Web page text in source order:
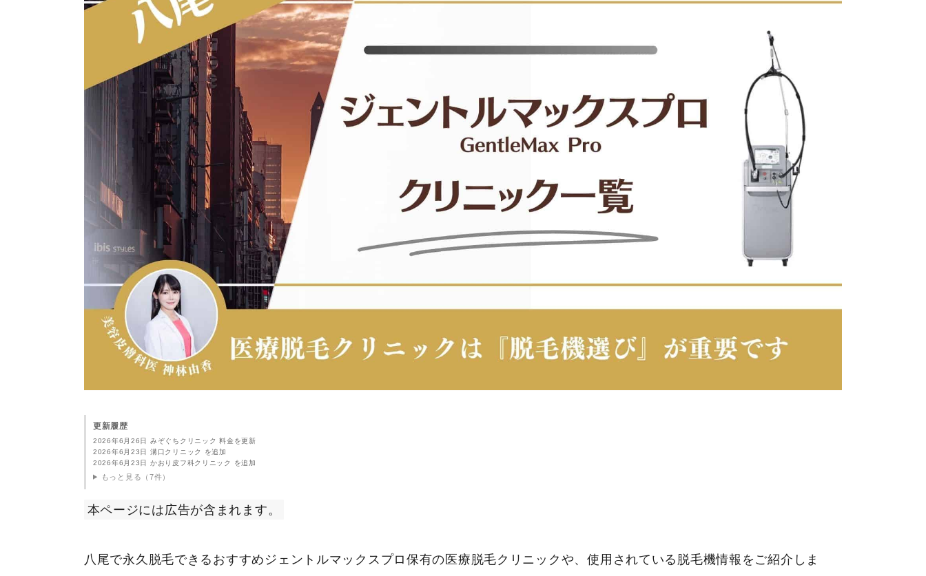
更新履歴
2026年6月26日 みぞぐちクリニック 料金を更新
2026年6月23日 溝口クリニック を追加
2026年6月23日 かおり皮フ科クリニック を追加
もっと見る（7件）
本ページには広告が含まれます。
八尾で永久脱毛できるおすすめジェントルマックスプロ保有の医療脱毛クリニックや、使用されている脱毛機情報をご紹介しま